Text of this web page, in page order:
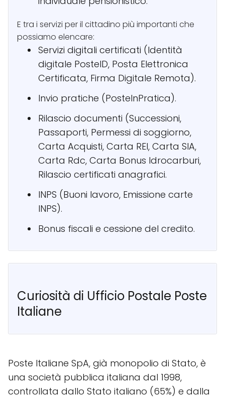
E tra i servizi per il cittadino più importanti che
possiamo elencare:
Servizi digitali certificati (Identità
digitale PosteID, Posta Elettronica
Certificata, Firma Digitale Remota).
Invio pratiche (PosteInPratica).
Rilascio documenti (Successioni,
Passaporti, Permessi di soggiorno,
Carta Acquisti, Carta REI, Carta SIA,
Carta Rdc, Carta Bonus Idrocarburi,
Rilascio certificati anagrafici.
INPS (Buoni lavoro, Emissione carte
INPS).
Bonus fiscali e cessione del credito.
Curiosità di Ufficio Postale Poste
Italiane
Poste Italiane SpA, già monopolio di Stato, è
una società pubblica italiana dal 1998,
controllata dallo Stato italiano (65%) e dalla